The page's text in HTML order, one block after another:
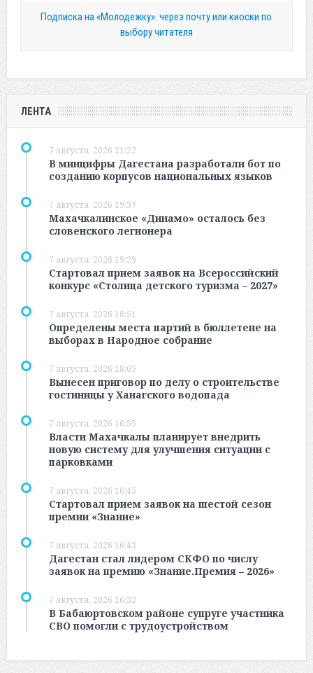
Подписка на «Молодежку»: через почту или киоски по
выбору читателя
ЛЕНТА
7 августа, 2026 21:22
В минцифры Дагестана разработали бот по
созданию корпусов национальных языков
7 августа, 2026 19:37
Махачкалинское «Динамо» осталось без
словенского легионера
7 августа, 2026 19:29
Стартовал прием заявок на Всероссийский
конкурс «Столица детского туризма – 2027»
7 августа, 2026 18:51
Определены места партий в бюллетене на
выборах в Народное собрание
7 августа, 2026 18:05
Вынесен приговор по делу о строительстве
гостиницы у Ханагского водопада
7 августа, 2026 16:55
Власти Махачкалы планирует внедрить
новую систему для улучшения ситуации с
парковками
7 августа, 2026 16:45
Стартовал прием заявок на шестой сезон
премии «Знание»
7 августа, 2026 16:43
Дагестан стал лидером СКФО по числу
заявок на премию «Знание.Премия – 2026»
7 августа, 2026 16:32
В Бабаюртовском районе супруге участника
СВО помогли с трудоустройством